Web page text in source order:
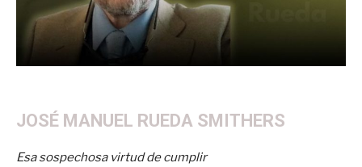
JOSÉ MANUEL RUEDA SMITHERS
Esa sospechosa virtud de cumplir